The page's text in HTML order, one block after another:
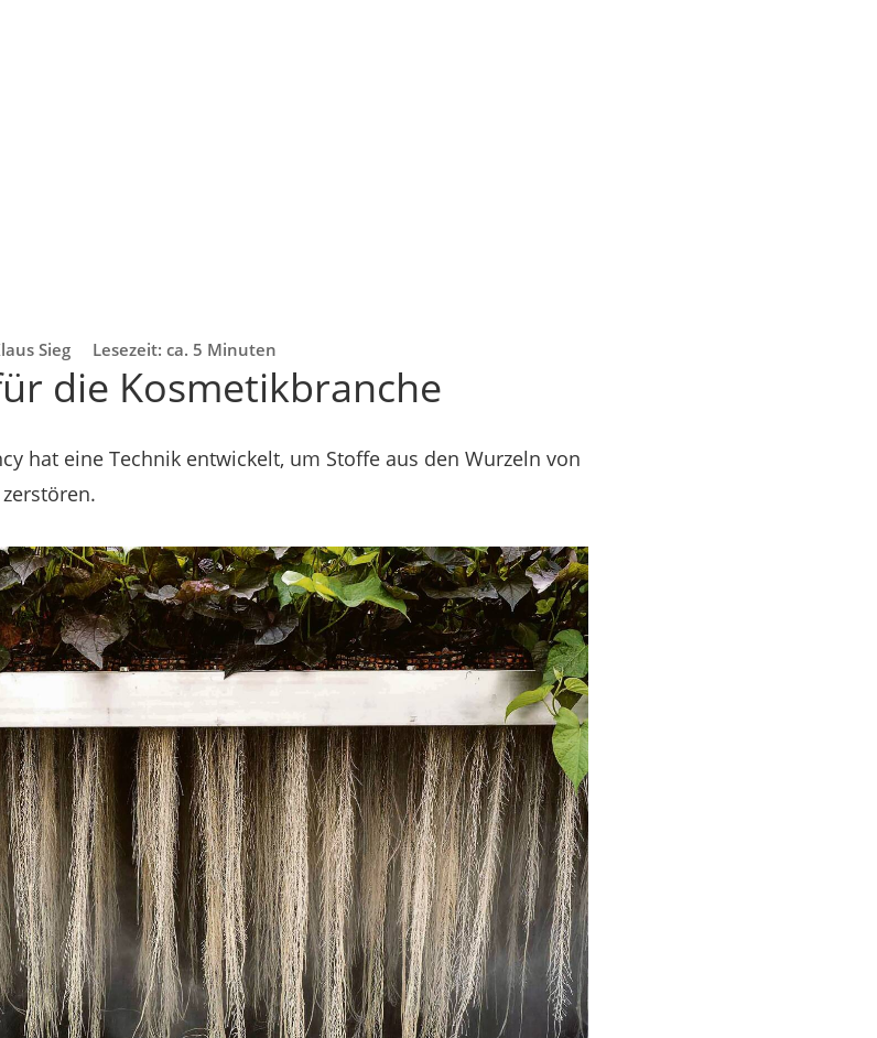
Sieg Lesezeit: ca. 5 Minuten
die Kosmetikbranche
hat eine Technik entwickelt, um Stoffe aus den Wurzeln von